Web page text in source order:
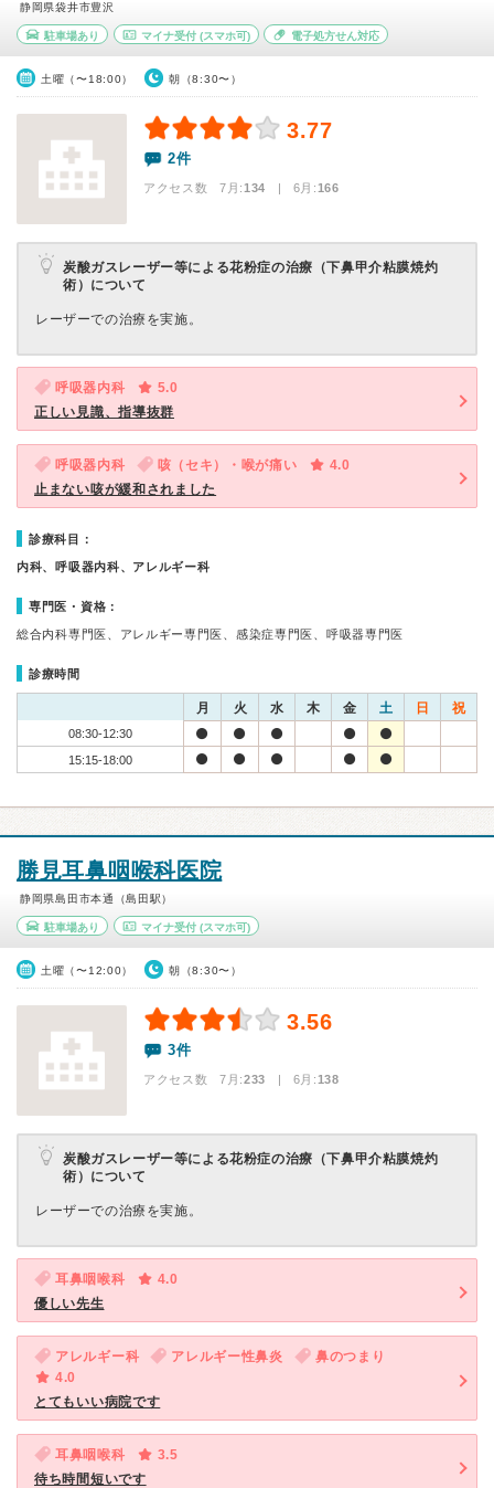
静岡県袋井市豊沢
駐車場あり マイナ受付(スマホ可) 電子処方せん対応
土曜（〜18:00） 朝（8:30〜）
3.77
2件
アクセス数 7月:134 | 6月:166
炭酸ガスレーザー等による花粉症の治療（下鼻甲介粘膜焼灼
術）について
レーザーでの治療を実施。
呼吸器内科
5.0
正しい見識、指導抜群
呼吸器内科 咳（セキ）・喉が痛い
4.0
止まない咳が緩和されました
診療科目：
内科、呼吸器内科、アレルギー科
専門医・資格：
総合内科専門医、アレルギー専門医、感染症専門医、呼吸器専門医
診療時間
月 火 水 木 金 土 日 祝
08:30-12:30
15:15-18:00
勝見耳鼻咽喉科医院
静岡県島田市本通（島田駅）
駐車場あり マイナ受付(スマホ可)
土曜（〜12:00） 朝（8:30〜）
3.56
3件
アクセス数 7月:233 | 6月:138
炭酸ガスレーザー等による花粉症の治療（下鼻甲介粘膜焼灼
術）について
レーザーでの治療を実施。
耳鼻咽喉科
4.0
優しい先生
アレルギー科 アレルギー性鼻炎
鼻のつまり
4.0
とてもいい病院です
耳鼻咽喉科
3.5
待ち時間短いです